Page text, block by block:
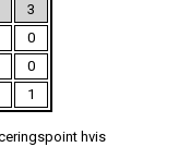
3
0
0
1
hvis